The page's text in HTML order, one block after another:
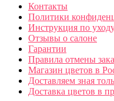
Контакты
Политики
Инструкция по
Отзывы о салоне
Гарантии
Правила отмены
Магазин цветов в
Доставляем зная
Доставка цветов в